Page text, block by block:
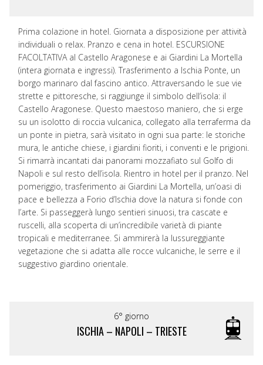
Prima colazione in hotel. Giornata a disposizione per attività
individuali o relax. Pranzo e cena in hotel. ESCURSIONE
FACOLTATIVA al Castello Aragonese e ai Giardini La Mortella
(intera giornata e ingressi). Trasferimento a Ischia Ponte, un
borgo marinaro dal fascino antico. Attraversando le sue vie
strette e pittoresche, si raggiunge il simbolo dell’isola: il
Castello Aragonese. Questo maestoso maniero, che si erge
su un isolotto di roccia vulcanica, collegato alla terraferma da
un ponte in pietra, sarà visitato in ogni sua parte: le storiche
mura, le antiche chiese, i giardini fioriti, i conventi e le prigioni.
Si rimarrà incantati dai panorami mozzafiato sul Golfo di
Napoli e sul resto dell’isola. Rientro in hotel per il pranzo. Nel
pomeriggio, trasferimento ai Giardini La Mortella, un’oasi di
pace e bellezza a Forio d’Ischia dove la natura si fonde con
l’arte. Si passeggerà lungo sentieri sinuosi, tra cascate e
ruscelli, alla scoperta di un’incredibile varietà di piante
tropicali e mediterranee. Si ammirerà la lussureggiante
vegetazione che si adatta alle rocce vulcaniche, le serre e il
suggestivo giardino orientale.
6° giorno
ISCHIA – NAPOLI – TRIESTE